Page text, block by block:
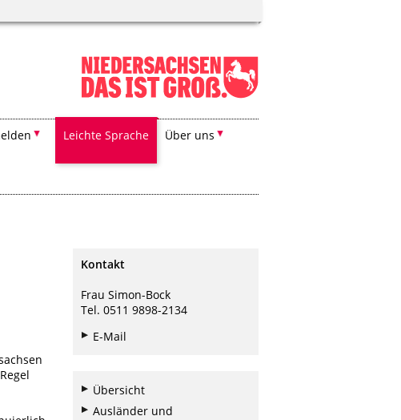
Leichte Sprache Über uns
Kontakt
Frau Simon-Bock
Tel. 0511 9898-2134
E-Mail
Übersicht
Ausländer und